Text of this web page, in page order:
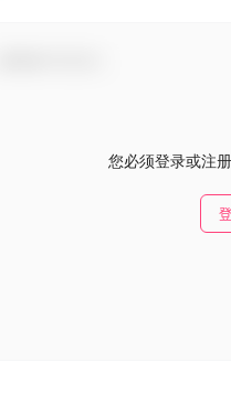
您必须登录或注